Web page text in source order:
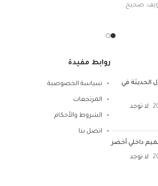
صحيح
الحديثة في
لا توجد
داخلي أخضر
لا توجد
روابط مفيدة
سياسة الخصوصية
المرتجعات
الشروط والأحكام
اتصل بنا